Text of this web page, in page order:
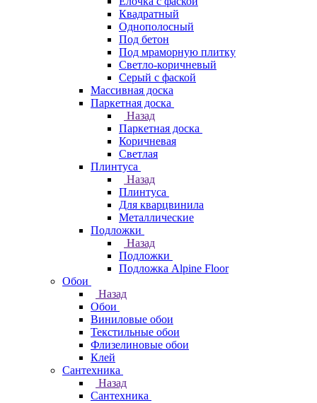
Квадратный
Однополосный
Под бетон
Под мраморную плитку
Светло-коричневый
Серый с фаской
Массивная доска
Паркетная доска
Назад
Паркетная доска
Коричневая
Светлая
Плинтуса
Назад
Плинтуса
Для кварцвинила
Металлические
Подложки
Назад
Подложки
Подложка Alpine Floor
Обои
Назад
Обои
Виниловые обои
Текстильные обои
Флизелиновые обои
Клей
Сантехника
Назад
Сантехника